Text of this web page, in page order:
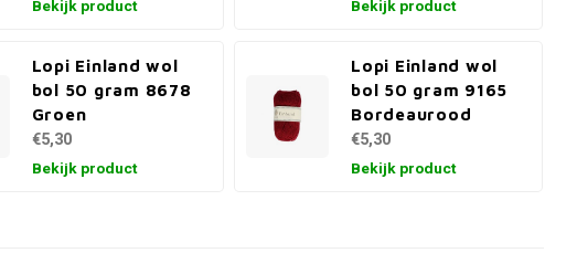
Bekijk product Bekijk product
Lopi Einland wol
bol 50 gram 8678
Groen
€5,30
Bekijk product
Lopi Einland wol
bol 50 gram 9165
Bordeaurood
€5,30
Bekijk product